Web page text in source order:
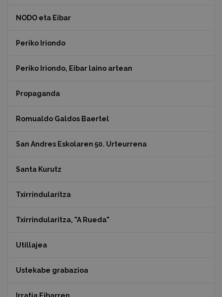
NODO eta Eibar
Periko Iriondo
Periko Iriondo, Eibar laino artean
Propaganda
Romualdo Galdos Baertel
San Andres Eskolaren 50. Urteurrena
Santa Kurutz
Txirrindularitza
Txirrindularitza, "A Rueda"
Utillajea
Ustekabe grabazioa